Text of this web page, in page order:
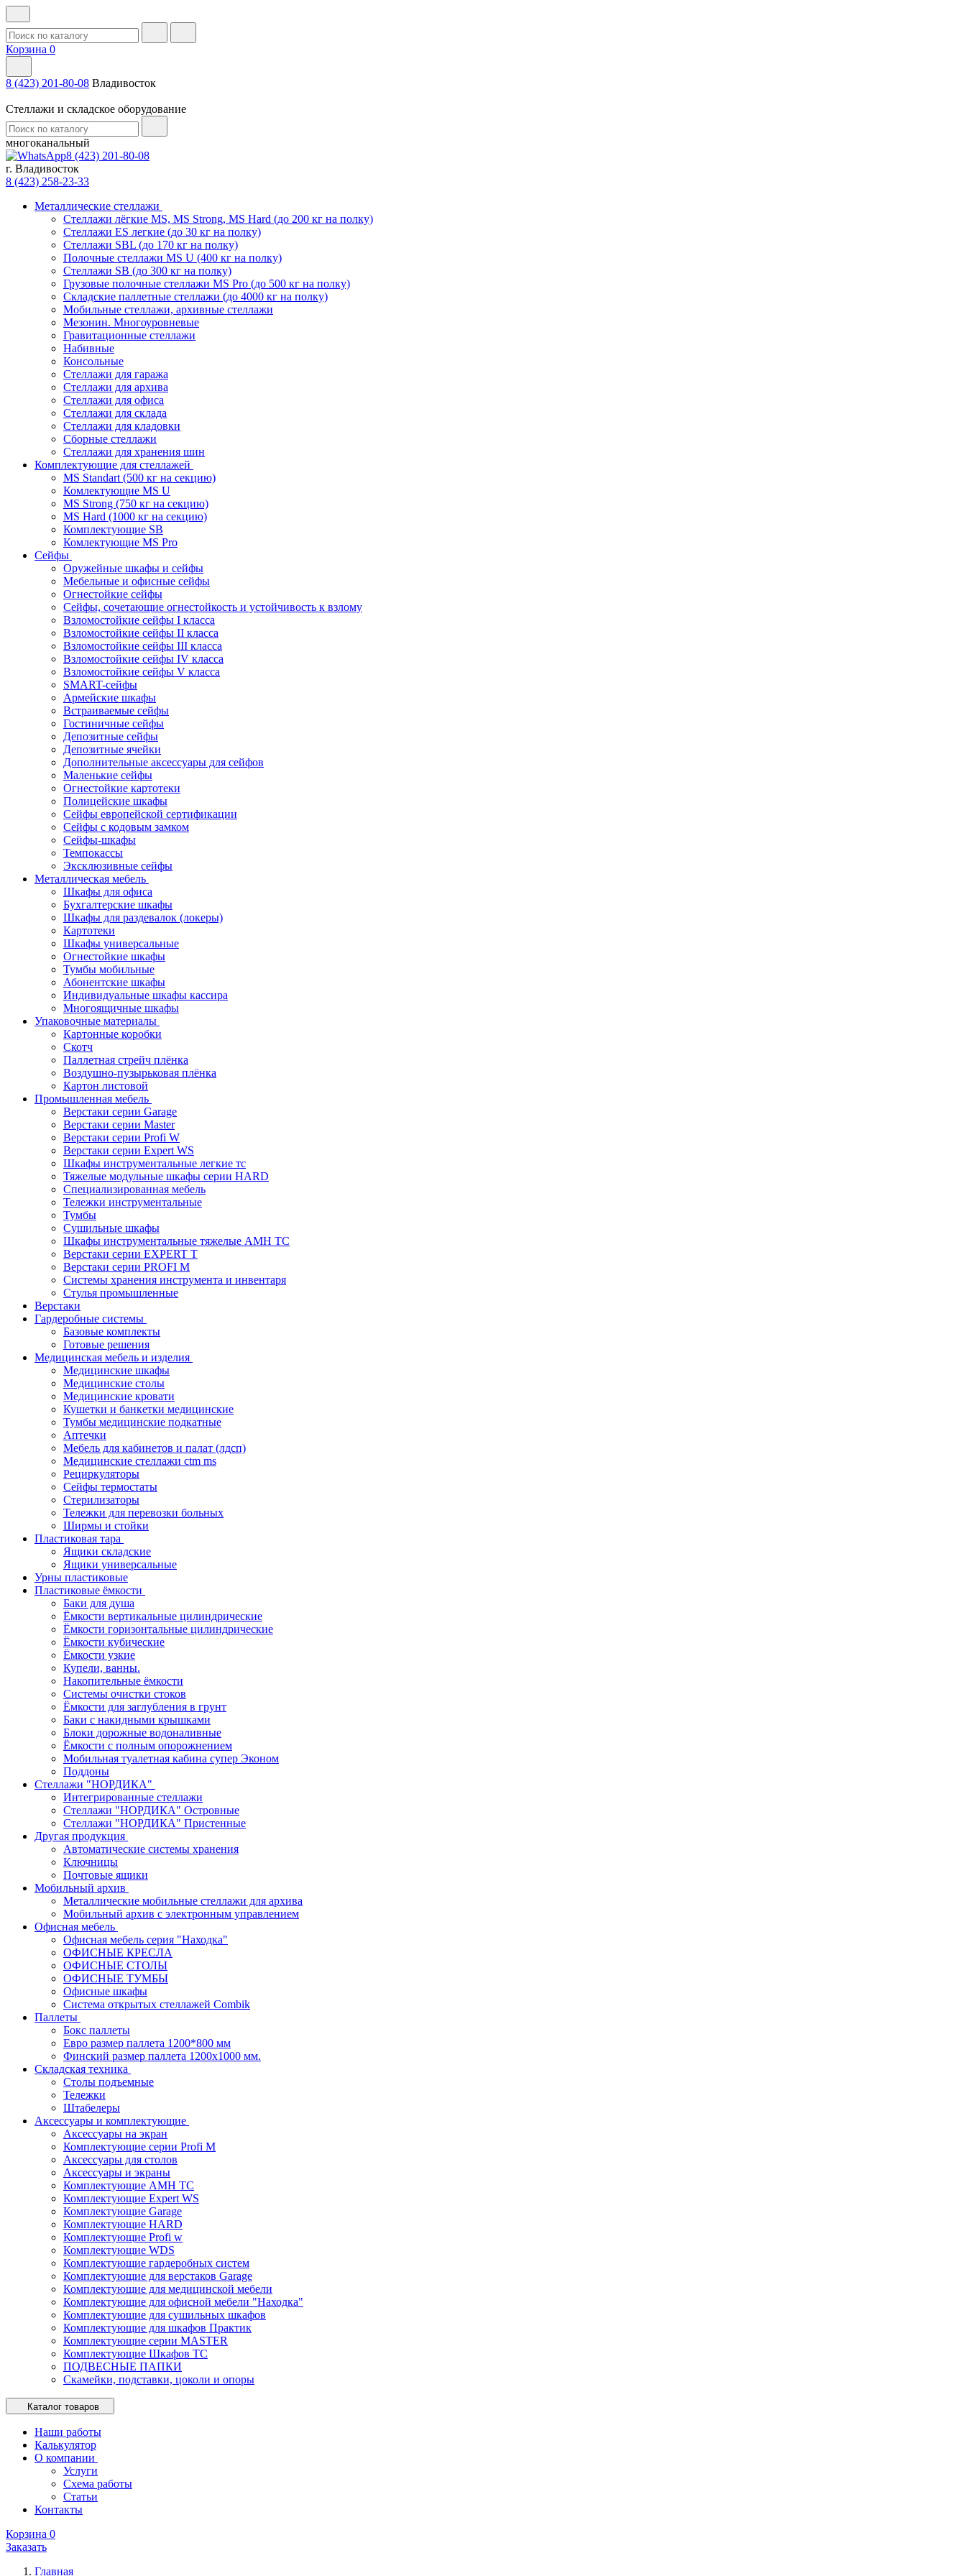
Корзина 0
8 (423) 201-80-08 Владивосток
Стеллажи и складское оборудование
многоканальный
8 (423) 201-80-08
г. Владивосток
8 (423) 258-23-33
Металлические стеллажи
Стеллажи лёгкие MS, MS Strong, MS Hard (до 200 кг на полку)
Стеллажи ES легкие (до 30 кг на полку)
Стеллажи SBL (до 170 кг на полку)
Полочные стеллажи MS U (400 кг на полку)
Стеллажи SB (до 300 кг на полку)
Грузовые полочные стеллажи MS Pro (до 500 кг на полку)
Складские паллетные стеллажи (до 4000 кг на полку)
Мобильные стеллажи, архивные стеллажи
Мезонин. Многоуровневые
Гравитационные стеллажи
Набивные
Консольные
Стеллажи для гаража
Стеллажи для архива
Стеллажи для офиса
Стеллажи для склада
Стеллажи для кладовки
Сборные стеллажи
Стеллажи для хранения шин
Комплектующие для стеллажей
MS Standart (500 кг на секцию)
Комлектующие MS U
MS Strong (750 кг на секцию)
MS Hard (1000 кг на секцию)
Комплектующие SB
Комлектующие MS Pro
Сейфы
Оружейные шкафы и сейфы
Мебельные и офисные сейфы
Огнестойкие сейфы
Сейфы, сочетающие огнестойкость и устойчивость к взлому
Взломостойкие сейфы I класса
Взломостойкие сейфы II класса
Взломостойкие сейфы III класса
Взломостойкие сейфы IV класса
Взломостойкие сейфы V класса
SMART-сейфы
Армейские шкафы
Встраиваемые сейфы
Гостиничные сейфы
Депозитные сейфы
Депозитные ячейки
Дополнительные аксессуары для сейфов
Маленькие сейфы
Огнестойкие картотеки
Полицейские шкафы
Сейфы европейской сертификации
Сейфы с кодовым замком
Сейфы-шкафы
Темпокассы
Эксклюзивные сейфы
Металлическая мебель
Шкафы для офиса
Бухгалтерские шкафы
Шкафы для раздевалок (локеры)
Картотеки
Шкафы универсальные
Огнестойкие шкафы
Тумбы мобильные
Абонентские шкафы
Индивидуальные шкафы кассира
Многоящичные шкафы
Упаковочные материалы
Картонные коробки
Скотч
Паллетная стрейч плёнка
Воздушно-пузырьковая плёнка
Картон листовой
Промышленная мебель
Верстаки серии Garage
Верстаки серии Master
Верстаки серии Profi W
Верстаки серии Expert WS
Шкафы инструментальные легкие тс
Тяжелые модульные шкафы серии HARD
Cпециализированная мебель
Тележки инструментальные
Тумбы
Cушильные шкафы
Шкафы инструментальные тяжелые AMH TC
Верстаки серии EXPERT T
Верстаки серии PROFI M
Системы хранения инструмента и инвентаря
Стулья промышленные
Верстаки
Гардеробные системы
Базовые комплекты
Готовые решения
Медицинская мебель и изделия
Медицинские шкафы
Медицинские столы
Медицинские кровати
Кушетки и банкетки медицинские
Тумбы медицинские подкатные
Аптечки
Мебель для кабинетов и палат (лдсп)
Медицинские стеллажи ctm ms
Рециркуляторы
Сейфы термостаты
Стерилизаторы
Тележки для перевозки больных
Ширмы и стойки
Пластиковая тара
Ящики складские
Ящики универсальные
Урны пластиковые
Пластиковые ёмкости
Баки для душа
Ёмкости вертикальные цилиндрические
Ёмкости горизонтальные цилиндрические
Ёмкости кубические
Ёмкости узкие
Купели, ванны.
Накопительные ёмкости
Системы очистки стоков
Ёмкости для заглубления в грунт
Баки с накидными крышками
Блоки дорожные водоналивные
Ёмкости с полным опорожнением
Мобильная туалетная кабина супер Эконом
Поддоны
Стеллажи "НОРДИКА"
Интегрированные стеллажи
Стеллажи "НОРДИКА" Островные
Стеллажи "НОРДИКА" Пристенные
Другая продукция
Автоматические системы хранения
Ключницы
Почтовые ящики
Мобильный архив
Металлические мобильные стеллажи для архива
Мобильный архив с электронным управлением
Офисная мебель
Офисная мебель серия "Находка"
ОФИСНЫЕ КРЕСЛА
ОФИСНЫЕ СТОЛЫ
ОФИСНЫЕ ТУМБЫ
Офисные шкафы
Система открытых стеллажей Combik
Паллеты
Бокс паллеты
Евро размер паллета 1200*800 мм
Финский размер паллета 1200х1000 мм.
Складская техника
Столы подъемные
Тележки
Штабелеры
Аксессуары и комплектующие
Аксессуары на экран
Комплектующие серии Profi M
Аксессуары для столов
Аксессуары и экраны
Комплектующие AMH TC
Комплектующие Expert WS
Комплектующие Garage
Комплектующие HARD
Комплектующие Profi w
Комплектующие WDS
Комплектующие гардеробных систем
Комплектующие для верстаков Garage
Комплектующие для медицинской мебели
Комплектующие для офисной мебели "Находка"
Комплектующие для сушильных шкафов
Комплектующие для шкафов Практик
Комплектующие серии MASTER
Комплектующие Шкафов ТС
ПОДВЕСНЫЕ ПАПКИ
Скамейки, подставки, цоколи и опоры
Каталог товаров
Наши работы
Калькулятор
О компании
Услуги
Схема работы
Статьи
Контакты
Корзина 0
Заказать
Главная